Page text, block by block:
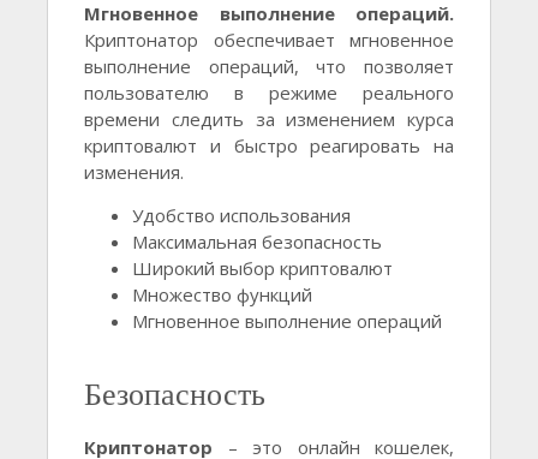
Мгновенное выполнение операций.
Криптонатор обеспечивает мгновенное
выполнение операций, что позволяет
пользователю в режиме реального
времени следить за изменением курса
криптовалют и быстро реагировать на
изменения.
Удобство использования
Максимальная безопасность
Широкий выбор криптовалют
Множество функций
Мгновенное выполнение операций
Безопасность
Криптонатор – это онлайн кошелек,